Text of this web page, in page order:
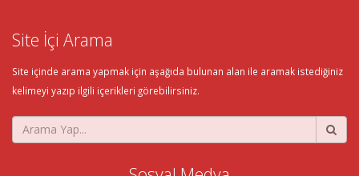
Site İçi Arama
Site içinde arama yapmak için aşağıda bulunan alan ile aramak istediğiniz
kelimeyi yazıp ilgili içerikleri görebilirsiniz.